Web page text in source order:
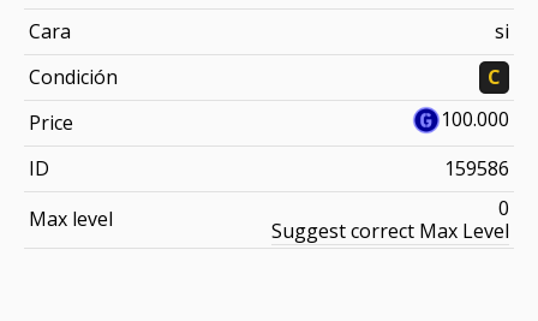
Cara
si
Condición
C
Price
100.000
ID
159586
Max level
0
Suggest correct Max Level